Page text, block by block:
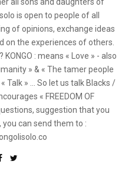
all sons and daughters of
is open to people of all
of opinions, exchange ideas
on the experiences of others.
KONGO : means « Love » - also
» & « The tamer people
Talk » ... So let us talk Blacks /
« FREEDOM OF
suggestion that you
can send them to :